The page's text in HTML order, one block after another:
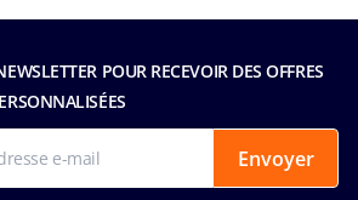
POUR RECEVOIR DES OFFRES
Envoyer